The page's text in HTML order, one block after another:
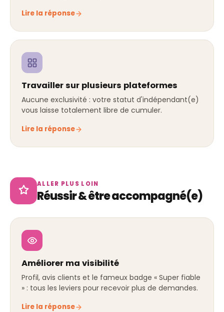
Lire la réponse
Travailler sur plusieurs plateformes
Aucune exclusivité : votre statut d'indépendant(e)
vous laisse totalement libre de cumuler.
Lire la réponse
ALLER PLUS LOIN
Réussir & être accompagné(e)
Améliorer ma visibilité
Profil, avis clients et le fameux badge « Super fiable
» : tous les leviers pour recevoir plus de demandes.
Lire la réponse